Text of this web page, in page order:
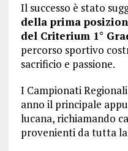
Il successo è stato
della prima
del Criterium 1°
percorso sportivo
sacrificio e passione.
I Campionati
anno il principale
lucana, richiamando
provenienti da tutta la